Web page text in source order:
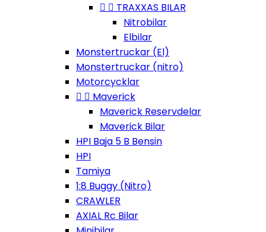
  TRAXXAS BILAR
Nitrobilar
Elbilar
Monstertruckar (El)
Monstertruckar (nitro)
Motorcycklar
  Maverick
Maverick Reservdelar
Maverick Bilar
HPI Baja 5 B Bensin
HPI
Tamiya
1:8 Buggy (Nitro)
CRAWLER
AXIAL Rc Bilar